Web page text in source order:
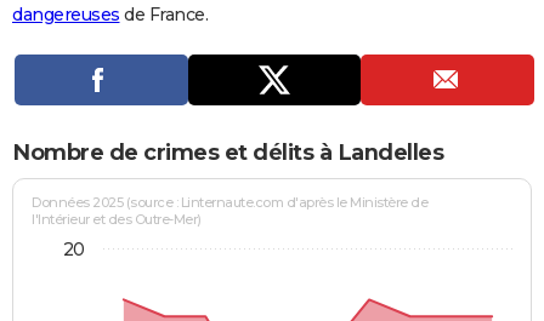
Se connecter
Entreprises
Service militaire
Avis de recherche
AVIS DE DÉCÈS
Bricolage
Lifestyle
Culture
Sport
Auto
Television
Voyage
Cinema
dangereuses de France.
Nombre de crimes et délits à Landelles
Données 2025 (source : Linternaute.com d'après le Ministère de
l'Intérieur et des Outre-Mer)
20